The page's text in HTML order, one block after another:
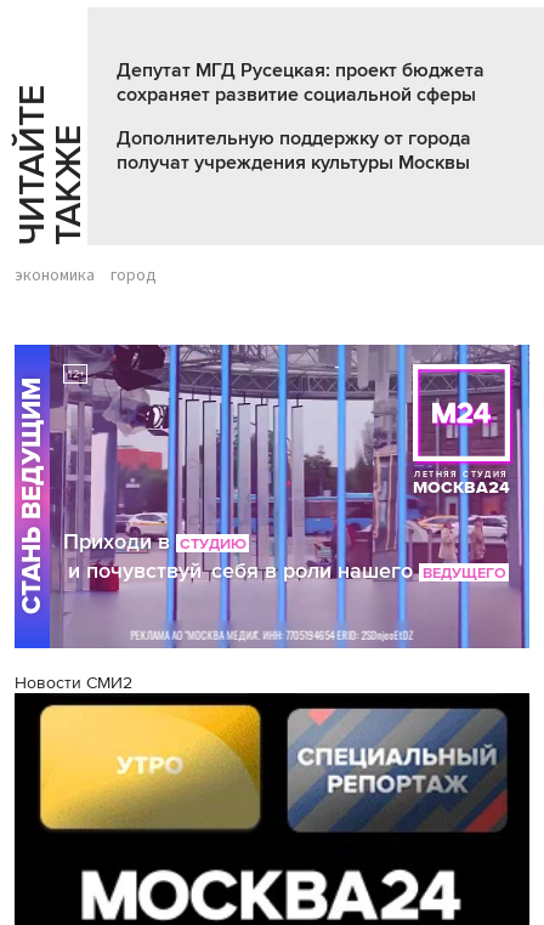
Ч
И
Т
АЙ
Т
Е
Т
А
К
ЖЕ
Депутат МГД Русецкая: проект бюджета
сохраняет развитие социальной сферы
Дополнительную поддержку от города
получат учреждения культуры Москвы
экономика город
Новости СМИ2